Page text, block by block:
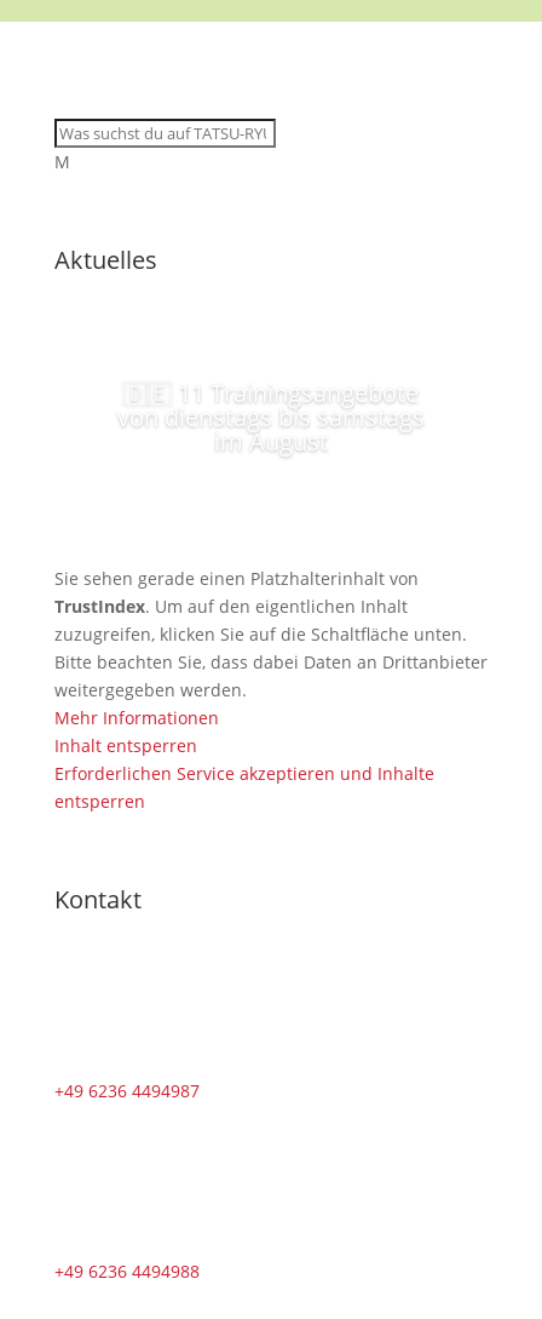
M
Aktuelles
🇩🇪 11 Trainingsangebote
von dienstags bis samstags
im August
Sie sehen gerade einen Platzhalterinhalt von
TrustIndex. Um auf den eigentlichen Inhalt
zuzugreifen, klicken Sie auf die Schaltfläche unten.
Bitte beachten Sie, dass dabei Daten an Drittanbieter
weitergegeben werden.
Mehr Informationen
Inhalt entsperren
Erforderlichen Service akzeptieren und Inhalte
entsperren
Kontakt
+49 6236 4494987
+49 6236 4494988